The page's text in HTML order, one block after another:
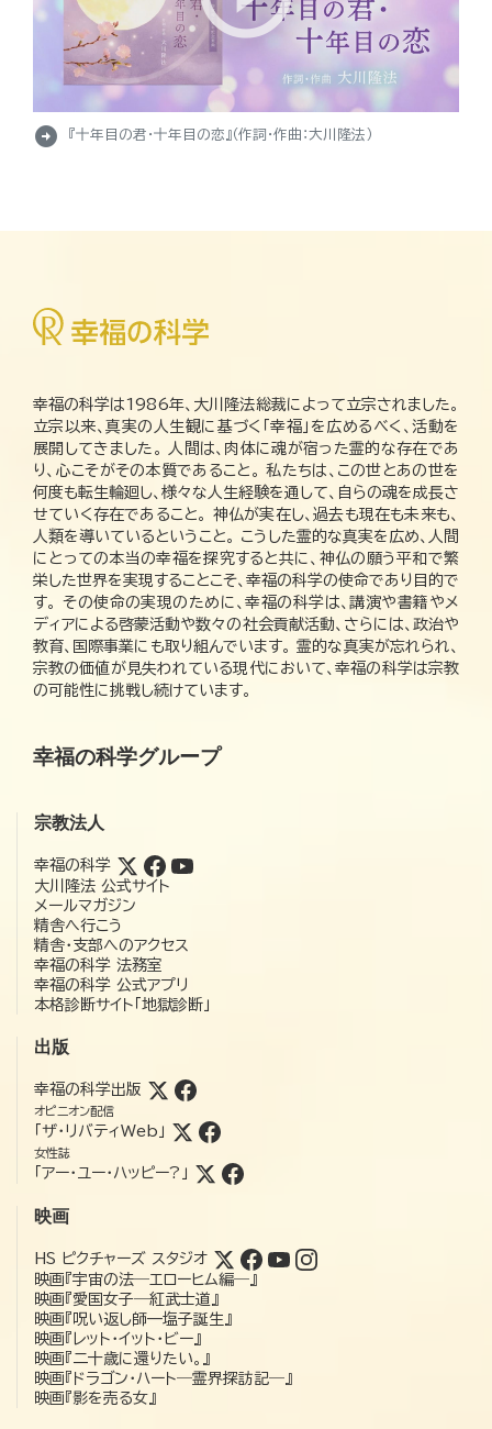
arrow_circle_right 『十年目の君・十年目の恋』（作詞・作曲：大川隆法）
幸福の科学は1986年、大川隆法総裁によって立宗されました。
立宗以来、真実の人生観に基づく「幸福」を広めるべく、活動を
展開してきました。 人間は、肉体に魂が宿った霊的な存在であ
り、心こそがその本質であること。 私たちは、この世とあの世を
何度も転生輪廻し、様々な人生経験を通して、自らの魂を成長さ
せていく存在であること。 神仏が実在し、過去も現在も未来も、
人類を導いているということ。 こうした霊的な真実を広め、人間
にとっての本当の幸福を探究すると共に、神仏の願う平和で繁
栄した世界を実現することこそ、幸福の科学の使命であり目的で
す。 その使命の実現のために、幸福の科学は、講演や書籍やメ
ディアによる啓蒙活動や数々の社会貢献活動、さらには、政治や
教育、国際事業にも取り組んでいます。 霊的な真実が忘れられ、
宗教の価値が見失われている現代において、幸福の科学は宗教
の可能性に挑戦し続けています。
幸福の科学グループ
宗教法人
幸福の科学
大川隆法 公式サイト
メールマガジン
精舎へ行こう
精舎・支部へのアクセス
幸福の科学 法務室
幸福の科学 公式アプリ
本格診断サイト「地獄診断」
出版
幸福の科学出版
オピニオン配信
「ザ・リバティWeb」
女性誌
「アー・ユー・ハッピー?」
映画
HS ピクチャーズ スタジオ
映画『宇宙の法―エローヒム編―』
映画『愛国女子―紅武士道』
映画『呪い返し師—塩子誕生』
映画『レット・イット・ビー』
映画『二十歳に還りたい。』
映画『ドラゴン・ハート―霊界探訪記―』
映画『影を売る女』